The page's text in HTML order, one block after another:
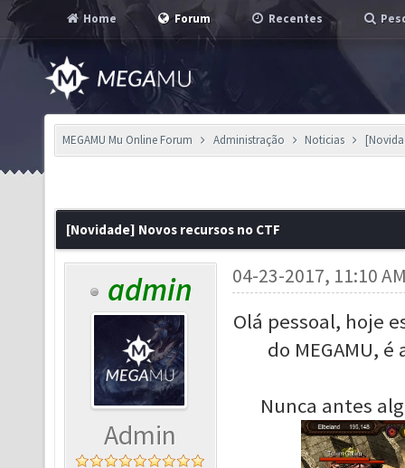
Home Forum Recentes
MEGAMU Mu Online Forum Administração Noticias
[Novidade] Novos recursos no CTF
admin
Admin
04-23-2017, 11:10
Olá pessoal, hoje
do MEGAMU,
Nunca antes